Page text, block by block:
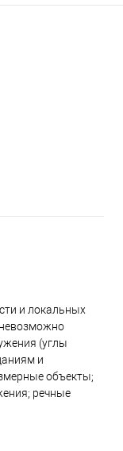
и локальных
(углы
и
объекты;
речные